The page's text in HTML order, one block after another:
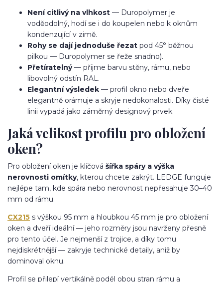
Není citlivý na vlhkost — Duropolymer je
voděodolný, hodí se i do koupelen nebo k oknům
kondenzující v zimě.
Rohy se dají jednoduše řezat pod 45° běžnou
pilkou — Duropolymer se řeže snadno).
Přetíratelný— přijme barvu stěny, rámu, nebo
libovolný odstín RAL.
Elegantní výsledek — profil okno nebo dveře
elegantně orámuje a skryje nedokonalosti. Díky čisté
linii vypadá jako záměrný designový prvek.
Jaká velikost profilu pro obložení
oken?
Pro obložení oken je klíčová šířka spáry a výška
nerovnosti omítky, kterou chcete zakrýt. LEDGE funguje
nejlépe tam, kde spára nebo nerovnost nepřesahuje 30–40
mm od rámu.
CX215 s výškou 95 mm a hloubkou 45 mm je pro obložení
oken a dveří ideální — jeho rozměry jsou navrženy přesně
pro tento účel. Je nejmenší z trojice, a díky tomu
nejdiskrétnější — zakryje technické detaily, aniž by
dominoval oknu.
Profil se přilepí vertikálně podél obou stran rámu a